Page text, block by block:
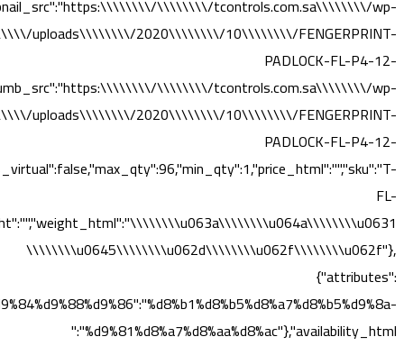
\\\\\\\\/tcontrols.com.sa\\\\\\\\/wp-
uploads\\\\\\\\/2020\\\\\\\\/10\\\\\\\\/FENGERPRINT-
PADLOCK-FL-P4-12-
\\\\\\\\/tcontrols.com.sa\\\\\\\\/wp-
uploads\\\\\\\\/2020\\\\\\\\/10\\\\\\\\/FENGERPRINT-
PADLOCK-FL-P4-12-
FL-
\\\\\\\\u0645\\\\\\\\u062d\\\\\\\\u062f\\\\\\\\u062f"},
{"attributes":
%d9%81%d8%a7%d8%aa%d8%ac"},"availability_html":"